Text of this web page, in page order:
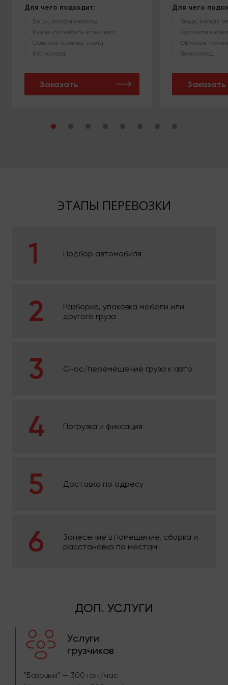
Для чего подходит:
Вещи, мягкая мебель;
Кухонная мебель и техника;
Офисная техника, столы;
Велосипед.
Заказать
Для чего
Вещи, мягкая
Кухонная
Офисная
Велосипед.
Заказать
ЭТАПЫ ПЕРЕВОЗКИ
Подбор автомобиля
Разборка, упаковка мебели или
другого груза
Снос/перемещение груза к авто
Погрузка и фиксация
Доставка по адресу
Занесение в помещение, сборка и
расстановка по местам
ДОП. УСЛУГИ
Услуги
грузчиков
"Базовый" — 300 грн/час